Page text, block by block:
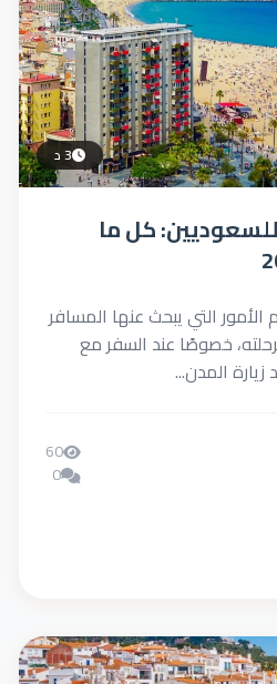
3 د
للسعوديين: كل ما
التي يبحث عنها المسافر
خصوصًا عند السفر مع
زيارة المدن...
60
0